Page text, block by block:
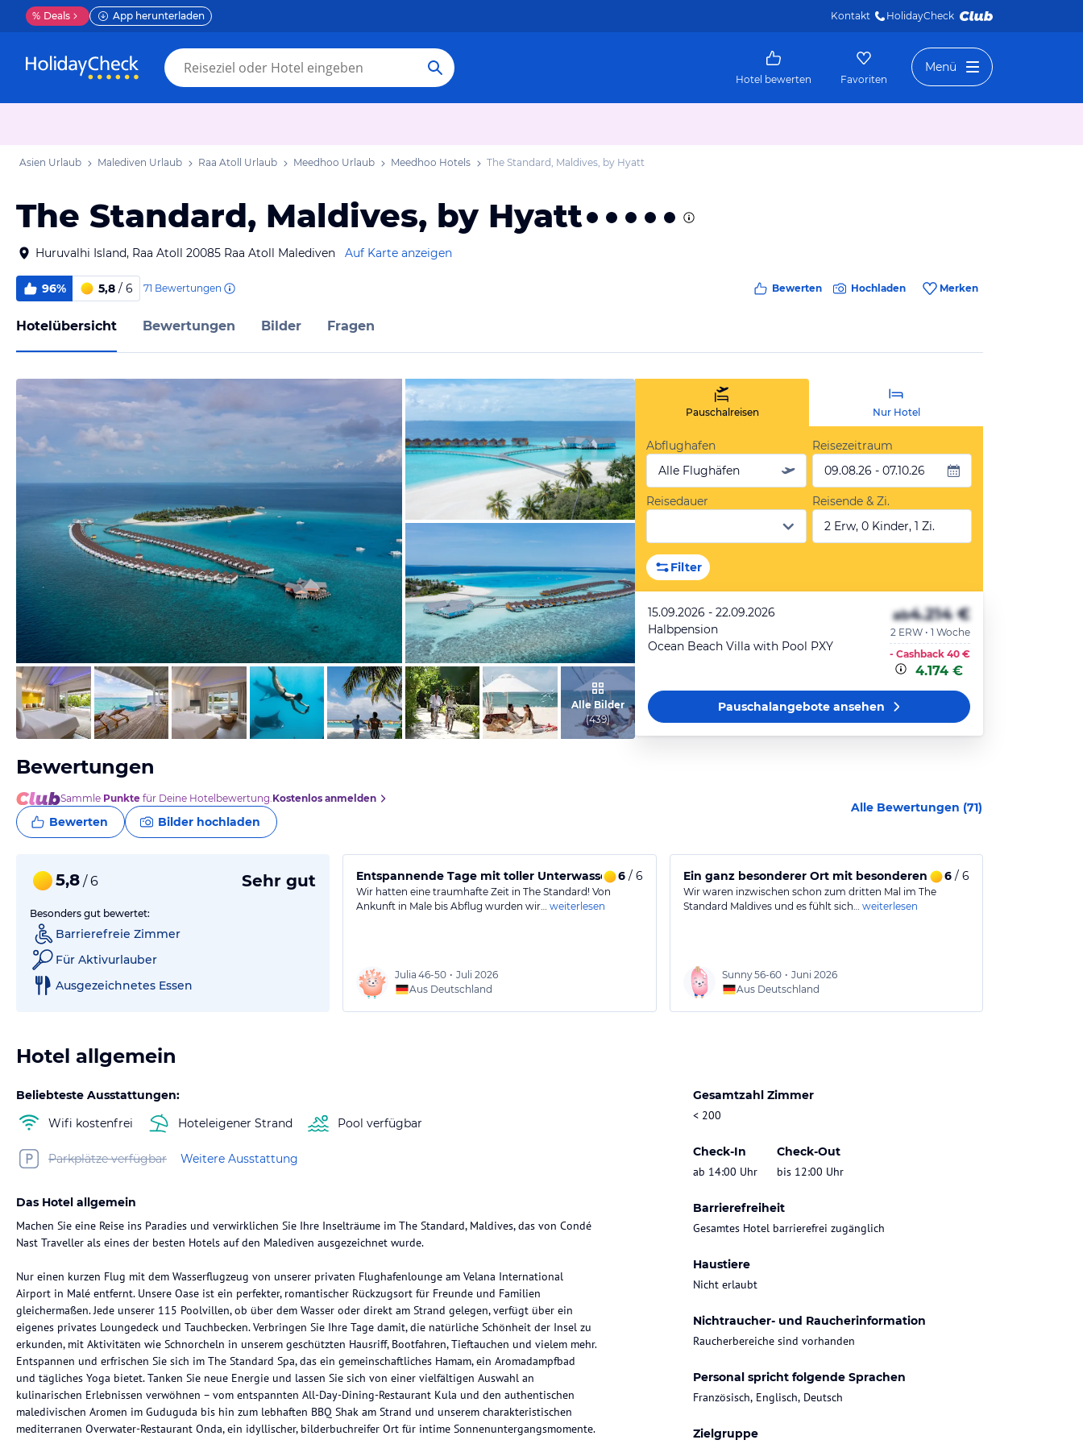
% Deals App herunterladen Kontakt HolidayCheck
Hotel bewerten Favoriten
Menü
Asien Urlaub Malediven Urlaub Raa Atoll Urlaub Meedhoo Urlaub Meedhoo Hotels The Standard, Maldives, by Hyatt
The Standard, Maldives, by Hyatt
Huruvalhi Island, Raa Atoll 20085 Raa Atoll Malediven Auf Karte anzeigen
96% 5,8 / 6 71 Bewertungen Bewerten Hochladen Merken
Hotelübersicht Bewertungen Bilder Fragen
vom Hotelier, April 2021 vom Hotelier, April 2021
Alle Bilder
(439)
Pauschalreisen Nur Hotel
Abflughafen
Alle Flughäfen
Reisezeitraum
09.08.26 - 07.10.26
Reisedauer
Reisende & Zi.
2 Erw, 0 Kinder, 1 Zi.
Filter
15.09.2026 - 22.09.2026
Halbpension
Ocean Beach Villa with Pool PXY
ab4.214 €
2 ERW • 1 Woche
- Cashback 40 €
4.174 €
Pauschalangeboteansehen
Bewertungen
Sammle Punkte für Deine Hotelbewertung.Kostenlos anmelden
Bewerten Bilder hochladen
Alle Bewertungen (71)
5,8 / 6 Sehr gut
Besonders gut bewertet:
Barrierefreie Zimmer
Für Aktivurlauber
Ausgezeichnetes Essen
Entspannende Tage mit toller Unterwasserwelt und freundlichem Service.
6/ 6
Wir hatten eine traumhafte Zeit in The Standard! Von
Ankunft in Male bis Abflug wurden wir… weiterlesen
Julia 46-50 • Juli 2026
Aus Deutschland
Ein ganz besonderer Ort mit besonderen Menschen ❤️
6/ 6
Wir waren inzwischen schon zum dritten Mal im The
Standard Maldives und es fühlt sich… weiterlesen
Sunny56-60 • Juni 2026
Aus Deutschland
Hotel allgemein
Beliebteste Ausstattungen:
Wifi kostenfrei
Hoteleigener Strand Pool verfügbar
Parkplätze verfügbar Weitere Ausstattung
Gesamtzahl Zimmer
< 200
Check-In
ab 14:00 Uhr
Check-Out
bis 12:00 Uhr
Barrierefreiheit
Gesamtes Hotel barrierefrei zugänglich
Haustiere
Nicht erlaubt
Nichtraucher- und Raucherinformation
Raucherbereiche sind vorhanden
Personal spricht folgende Sprachen
Französisch, Englisch, Deutsch
Zielgruppe
Das Hotel allgemein
Machen Sie eine Reise ins Paradies und verwirklichen Sie Ihre Inselträume im The Standard, Maldives, das von Condé
Nast Traveller als eines der besten Hotels auf den Malediven ausgezeichnet wurde.
Nur einen kurzen Flug mit dem Wasserflugzeug von unserer privaten Flughafenlounge am Velana International
Airport in Malé entfernt. Unsere Oase ist ein perfekter, romantischer Rückzugsort für Freunde und Familien
gleichermaßen. Jede unserer 115 Poolvillen, ob über dem Wasser oder direkt am Strand gelegen, verfügt über ein
eigenes privates Loungedeck und Tauchbecken. Verbringen Sie Ihre Tage damit, die natürliche Schönheit der Insel zu
erkunden, mit Aktivitäten wie Schnorcheln in unserem geschützten Hausriff, Bootfahren, Tieftauchen und vielem mehr.
Entspannen und erfrischen Sie sich im The Standard Spa, das ein gemeinschaftliches Hamam, ein Aromadampfbad
und tägliches Yoga bietet. Tanken Sie neue Energie und lassen Sie sich von einer vielfältigen Auswahl an
kulinarischen Erlebnissen verwöhnen – vom entspannten All-Day-Dining-Restaurant Kula und den authentischen
maledivischen Aromen im Guduguda bis hin zum lebhaften BBQ Shak am Strand und unserem charakteristischen
mediterranen Overwater-Restaurant Onda, ein idyllischer, bilderbuchreifer Ort für intime Sonnenuntergangsmomente.